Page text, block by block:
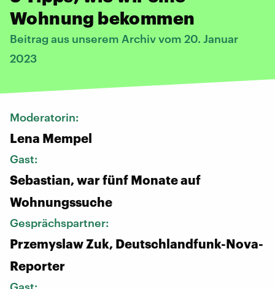
Wohnung bekommen
Beitrag aus unserem Archiv vom 20. Januar
2023
Moderatorin:
Lena Mempel
Gast:
Sebastian, war fünf Monate auf
Wohnungssuche
Gesprächspartner:
Przemyslaw Zuk, Deutschlandfunk-Nova-
Reporter